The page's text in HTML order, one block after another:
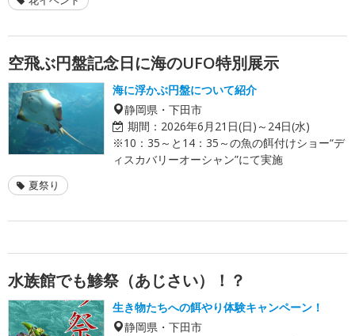
空飛ぶ円盤記念日に海のUFO特別展示
海に浮かぶ円盤について紹介
静岡県・下田市
期間： 2026年6月21日(日)～24日(水)
※10：35～と14：35～の魚の餌付けショー“デ
ィスカバリーオーシャン”にて実施
夏祭り
水族館でも鯵祭（あじさい）！？
生き物たちへの餌やり体験キャンペーン！
静岡県・下田市